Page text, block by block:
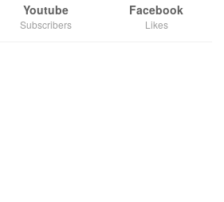
Facebook
Likes
Youtube
Subscribers